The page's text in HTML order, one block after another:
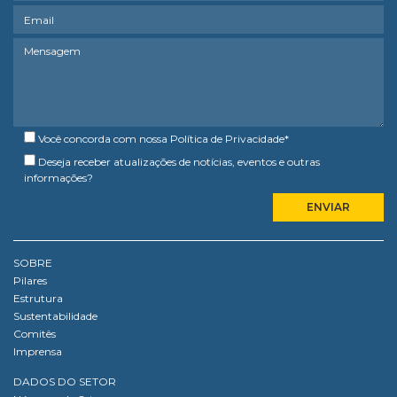
Você concorda com nossa Política de Privacidade*
Deseja receber atualizações de notícias, eventos e outras
informações?
SOBRE
Pilares
Estrutura
Sustentabilidade
Comitês
Imprensa
DADOS DO SETOR